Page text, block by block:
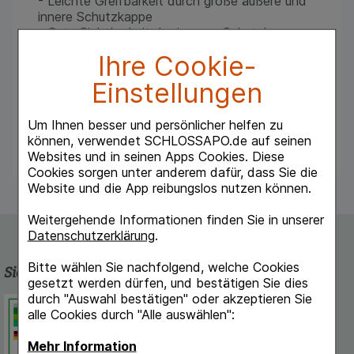
Ihre Cookie-
Einstellungen
Um Ihnen besser und persönlicher helfen zu
können, verwendet SCHLOSSAPO.de auf seinen
Websites und in seinen Apps Cookies. Diese
Cookies sorgen unter anderem dafür, dass Sie die
Website und die App reibungslos nutzen können.
Weitergehende Informationen finden Sie in unserer
Datenschutzerklärung.
Bitte wählen Sie nachfolgend, welche Cookies
gesetzt werden dürfen, und bestätigen Sie dies
durch "Auswahl bestätigen" oder akzeptieren Sie
alle Cookies durch "Alle auswählen":
Mehr Information
innere Schutzkappe
- Gute Sichtbarkeit der inneren Schutzkappe
inneren Schutzkappe durch Blaufärbung
Gerade Patienten mit motorischen Problemen
haben es mit mylife Optifine leichter, ihre Nadel
Sicherheit und Qualität
Schlossapo.de ist registriert beim
Deutschen Institut für Medizinische